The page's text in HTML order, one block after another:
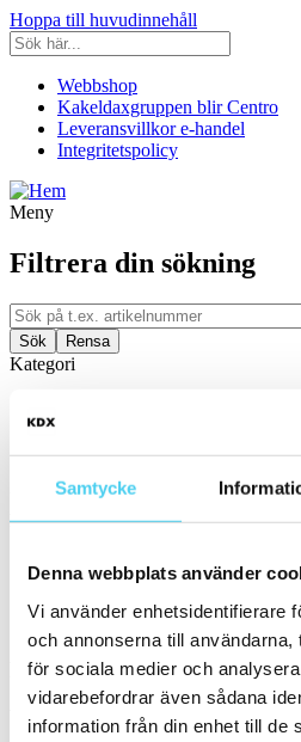
Samtycke
Denna webbplats använder
Vi använder enhetsidentifierare
och annonserna till användarna,
för sociala medier och
vidarebefordrar även sådana
information från din enhet till de
Hoppa till huvudinnehåll
Webbshop
Kakeldaxgruppen blir Centro
Leveransvillkor e-handel
Integritetspolicy
Meny
Filtrera din sökning
Kategori
Kakel & Klinker
Utrymme
Filtrera efter utrymme:
Hall
Serie
Filtrera på en Serie
Välj en eller flera serier: